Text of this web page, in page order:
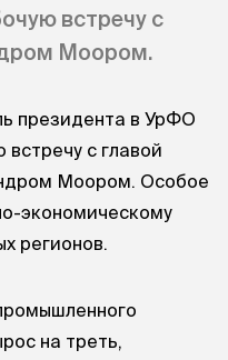
встречу с
Моором.
президента в УрФО
с главой
Моором. Особое
экономическому
регионов.
на треть,